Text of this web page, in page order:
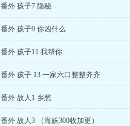
番外 孩子7 隐秘
番外 孩子9 你凶什么
番外 孩子11 我帮你
番外 孩子 13 一家六口整整齐齐
番外 故人1 乡愁
番外 故人3 （海妖300收加更）